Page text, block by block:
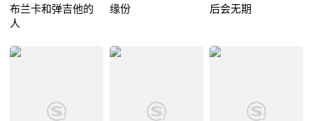
布兰卡和弹吉他的
人
缘份 后会无期